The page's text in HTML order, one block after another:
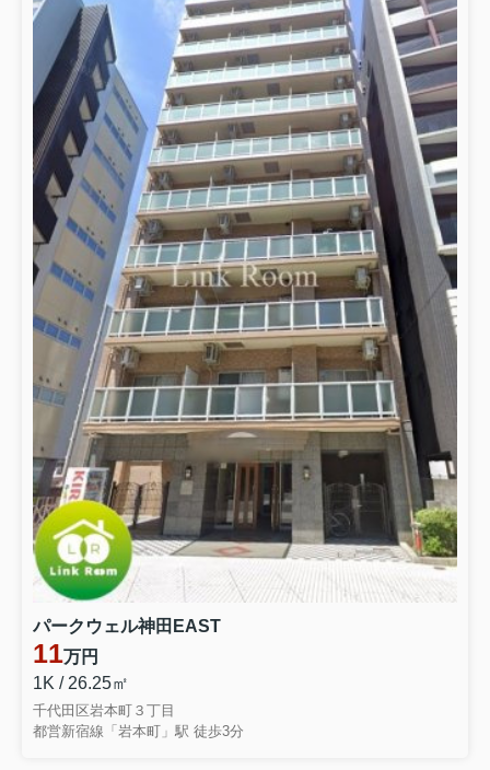
パークウェル神田EAST
11万円
1K / 26.25㎡
千代田区岩本町３丁目
都営新宿線「岩本町」駅 徒歩3分